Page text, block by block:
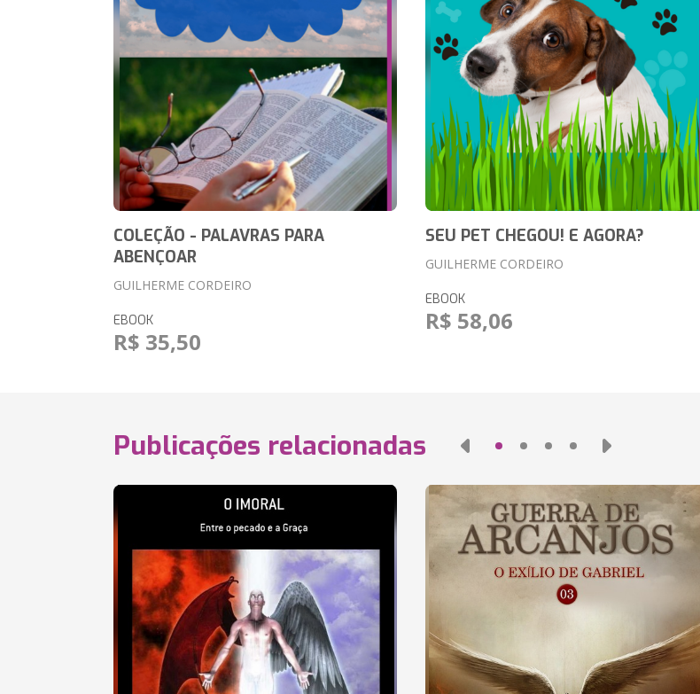
COLEÇÃO - PALAVRAS PARA
ABENÇOAR
GUILHERME CORDEIRO
EBOOK
R$ 35,50
SEU PET CHEGOU! E AGORA?
GUILHERME CORDEIRO
EBOOK
R$ 58,06
Publicações relacionadas